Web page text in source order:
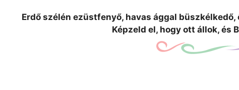
Erdő szélén ezüstfenyő, havas ággal
Képzeld el, hogy ott állok, és